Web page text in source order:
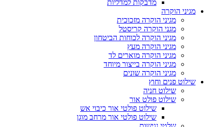
מדבקות למדליות
מגיני הוקרה
מגיני הוקרה מזכוכית
מגני הוקרה קריסטל
מגיני הוקרה לכוחות הביטחון
מגיני הוקרה מעץ
מגיני הוקרה מוארים לד
מגיני הוקרה בייצור מיוחד
מגיני הוקרה שונים
שילוט פנים וחוץ
שילוט חניה
שילוט פולט אור
שילוט פולטי אור כיבוי אש
שילוט פולטי אור מרחב מוגן